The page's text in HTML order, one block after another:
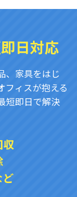
日対応
、家具をはじ
フィスが抱える
短即日で解決